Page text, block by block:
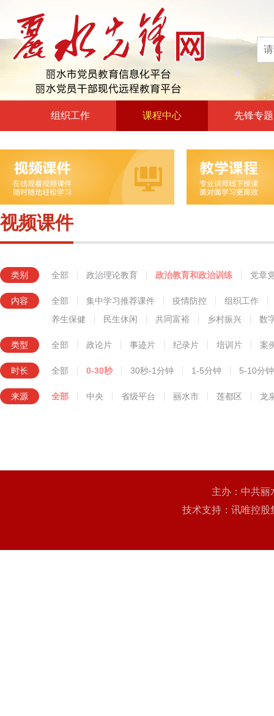
组织工作
领导动态
自身建设
组工文件
组工之窗
课程中心
政治教育和政治训练
党章党规党纪教育
革命传统教育
先锋专题
视频课件
类别 全部 政治理论教育 政治教育和政治训练 党章
内容 全部 集中学习推荐课件 疫情防控
组织工作
养生保健
民生休闲 共同富裕 乡村振兴 数
类型 全部 政论片 事迹片 纪录片 培训片 案
时长 全部 0-30秒 30秒-1分钟 1-5分钟 5-10分钟
来源 全部 中央 省级平台 丽水市 莲都区 龙
主办：中共
技术支持：讯唯控